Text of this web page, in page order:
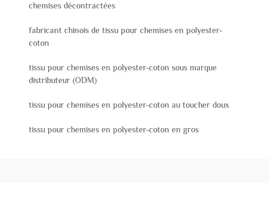
chemises décontractées
fabricant chinois de tissu pour chemises en polyester-
coton
tissu pour chemises en polyester-coton sous marque
distributeur (ODM)
tissu pour chemises en polyester-coton au toucher doux
tissu pour chemises en polyester-coton en gros